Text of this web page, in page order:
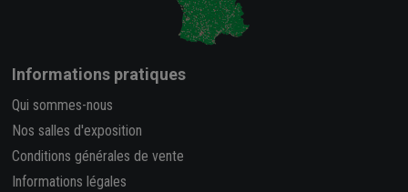
Informations pratiques
Qui sommes-nous
Nos salles d'exposition
Conditions générales de vente
Informations légales